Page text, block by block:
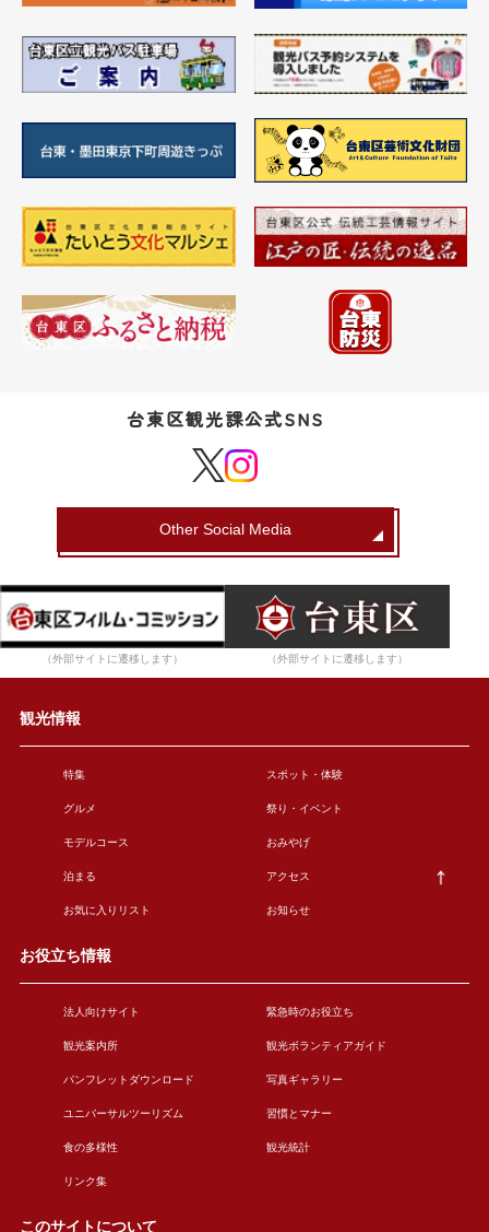
台東区観光課公式SNS
Other Social Media
（外部サイトに遷移します） （外部サイトに遷移します）
観光情報
特集 スポット・体験
グルメ 祭り・イベント
モデルコース おみやげ
泊まる アクセス
お気に入りリスト お知らせ
お役立ち情報
法人向けサイト 緊急時のお役立ち
観光案内所 観光ボランティアガイド
パンフレットダウンロード 写真ギャラリー
ユニバーサルツーリズム 習慣とマナー
食の多様性 観光統計
リンク集
このサイトについて